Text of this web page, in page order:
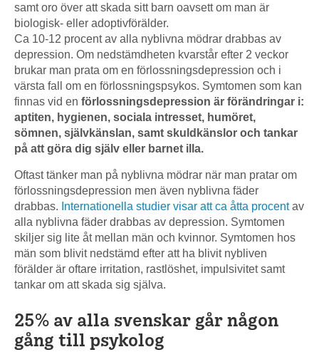
samt oro över att skada sitt barn oavsett om man är
biologisk- eller adoptivförälder.
Ca 10-12 procent av alla nyblivna mödrar drabbas av
depression. Om nedstämdheten kvarstår efter 2 veckor
brukar man prata om en förlossningsdepression och i
värsta fall om en förlossningspsykos. Symtomen som kan
finnas vid en förlossningsdepression är förändringar i:
aptiten, hygienen, sociala intresset, humöret,
sömnen, självkänslan, samt skuldkänslor och tankar
på att göra dig själv eller barnet illa.
Oftast tänker man på nyblivna mödrar när man pratar om
förlossningsdepression men även nyblivna fäder
drabbas. Internationella studier visar att ca åtta procentav
alla nyblivna fäder drabbas av depression. Symtomen
skiljer sig lite åt mellan män och kvinnor. Symtomen hos
män som blivit nedstämd efter att ha blivit nybliven
förälder är oftare irritation, rastlöshet, impulsivitet samt
tankar om att skada sig själva.
25% av alla svenskar går någon
gång till psykolog